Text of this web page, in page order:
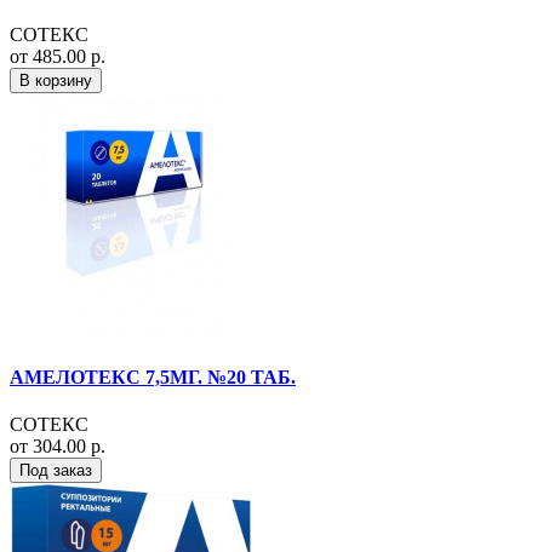
СОТЕКС
от 485.00 р.
В корзину
АМЕЛОТЕКС 7,5МГ. №20 ТАБ.
СОТЕКС
от 304.00 р.
Под заказ